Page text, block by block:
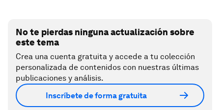
No te pierdas ninguna actualización sobre
este tema
Crea una cuenta gratuita y accede a tu colección
personalizada de contenidos con nuestras últimas
publicaciones y análisis.
Inscríbete de forma gratuita